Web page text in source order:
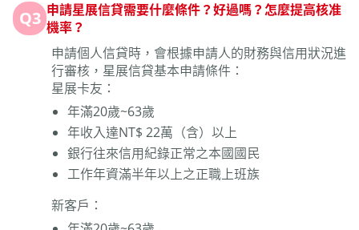
Q3 申請星展信貸需要什麼條件？好過嗎？怎麼提高核准
機率？
申請個人信貸時，會根據申請人的財務與信用狀況進
行審核，星展信貸基本申請條件：
星展卡友：
年滿20歲~63歲
年收入達NT$ 22萬（含）以上
銀行往來信用紀錄正常之本國國民
工作年資滿半年以上之正職上班族
新客戶：